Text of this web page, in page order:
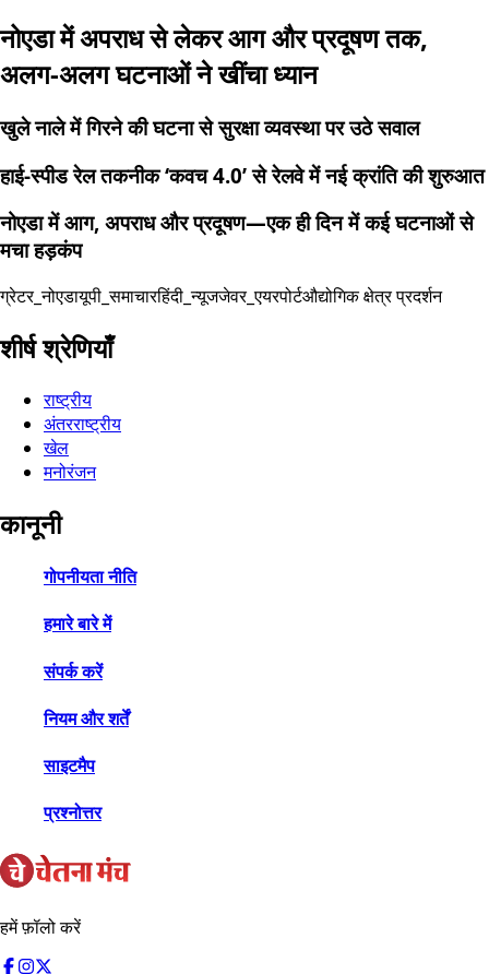
नोएडा में अपराध से लेकर आग और प्रदूषण तक,
अलग-अलग घटनाओं ने खींचा ध्यान
खुले नाले में गिरने की घटना से सुरक्षा व्यवस्था पर उठे सवाल
हाई-स्पीड रेल तकनीक ‘कवच 4.0’ से रेलवे में नई क्रांति की शुरुआत
नोएडा में आग, अपराध और प्रदूषण—एक ही दिन में कई घटनाओं से
मचा हड़कंप
ग्रेटर_नोएडायूपी_समाचारहिंदी_न्यूजजेवर_एयरपोर्टऔद्योगिक क्षेत्र प्रदर्शन
शीर्ष श्रेणियाँ
राष्ट्रीय
अंतरराष्ट्रीय
खेल
मनोरंजन
कानूनी
गोपनीयता नीति
हमारे बारे में
संपर्क करें
नियम और शर्तें
साइटमैप
प्रश्नोत्तर
हमें फ़ॉलो करें